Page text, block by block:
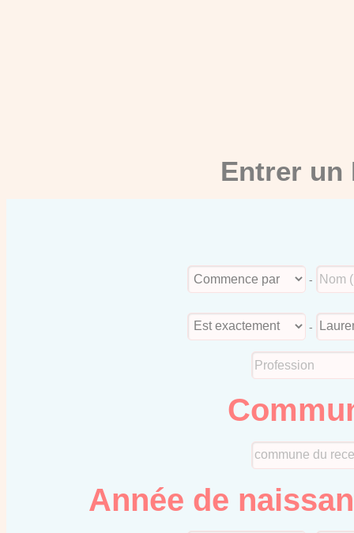
Entrer un
-
-
Année de